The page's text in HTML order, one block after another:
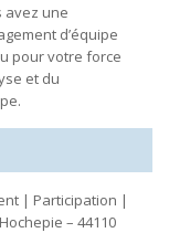
avez une
d’équipe
pour votre force
et du
| Participation |
– 44110